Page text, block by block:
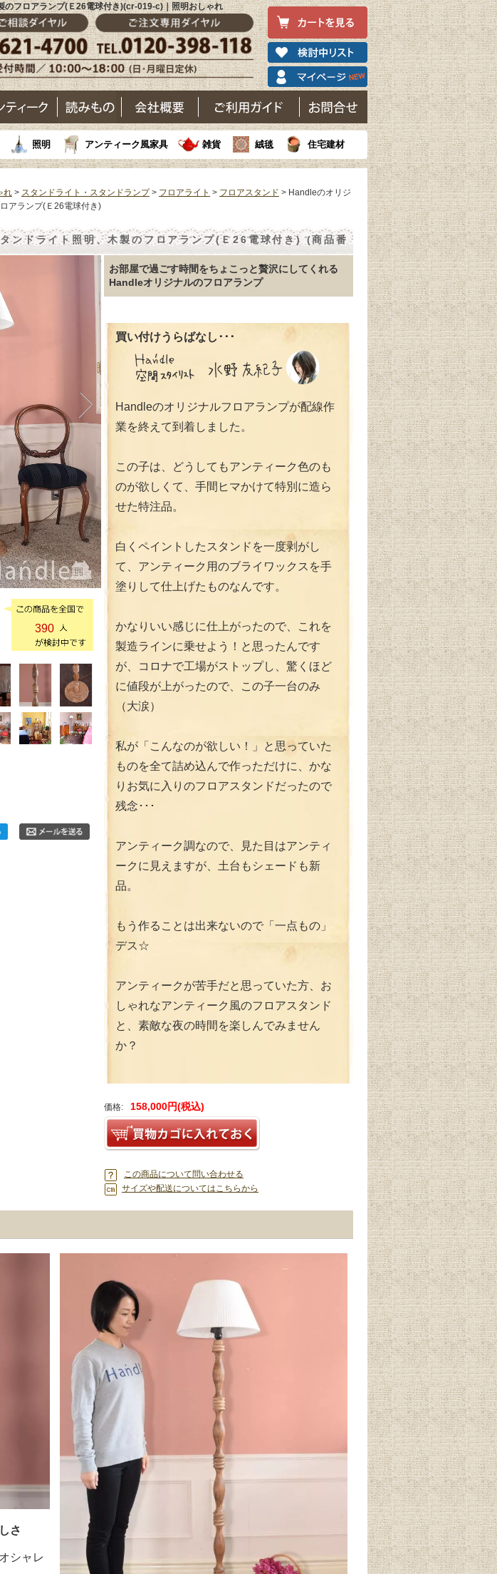
フロアランプ(Ｅ26電球付き)(cr-019-c)｜照明おしゃれ
照明 アンティーク風家具 雑貨 絨毯 住宅建材
れ > スタンドライト・スタンドランプ> フロアライト > フロアスタンド > Handleのオリジ
アランプ(Ｅ26電球付き)
ンドライト照明、木製のフロアランプ(Ｅ26電球付き) (商品番
390
お部屋で過ごす時間をちょこっと贅沢にしてくれる
Handleオリジナルのフロアランプ
買い付けうらばなし･･･
Handleのオリジナルフロアランプが配線作
業を終えて到着しました。
この子は、どうしてもアンティーク色のも
のが欲しくて、手間ヒマかけて特別に造ら
せた特注品。
白くペイントしたスタンドを一度剥がし
て、アンティーク用のブライワックスを手
塗りして仕上げたものなんです。
かなりいい感じに仕上がったので、これを
製造ラインに乗せよう！と思ったんです
が、コロナで工場がストップし、驚くほど
に値段が上がったので、この子一台のみ
（大涙）
私が「こんなのが欲しい！」と思っていた
ものを全て詰め込んで作っただけに、かな
りお気に入りのフロアスタンドだったので
残念･･･
アンティーク調なので、見た目はアンティ
ークに見えますが、土台もシェードも新
品。
もう作ることは出来ないので「一点もの」
デス☆
アンティークが苦手だと思っていた方、お
しゃれなアンティーク風のフロアスタンド
と、素敵な夜の時間を楽しんでみません
か？
価格: 158,000円(税込)
この商品について問い合わせる
サイズや配送についてはこちらから
さ
シャレ